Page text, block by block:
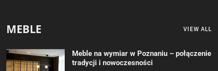
MEBLE VIEW ALL
Meble na wymiar w Poznaniu – połączenie
tradycji i nowoczesności